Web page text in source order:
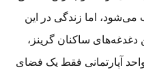
اما زندگی در این
ساکنان گرینز،
آپارتمانی فقط یک فضای